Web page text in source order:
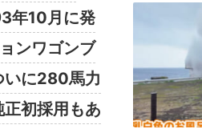
年10月に発
ンワゴンブ
いに280馬力
初採用もあ